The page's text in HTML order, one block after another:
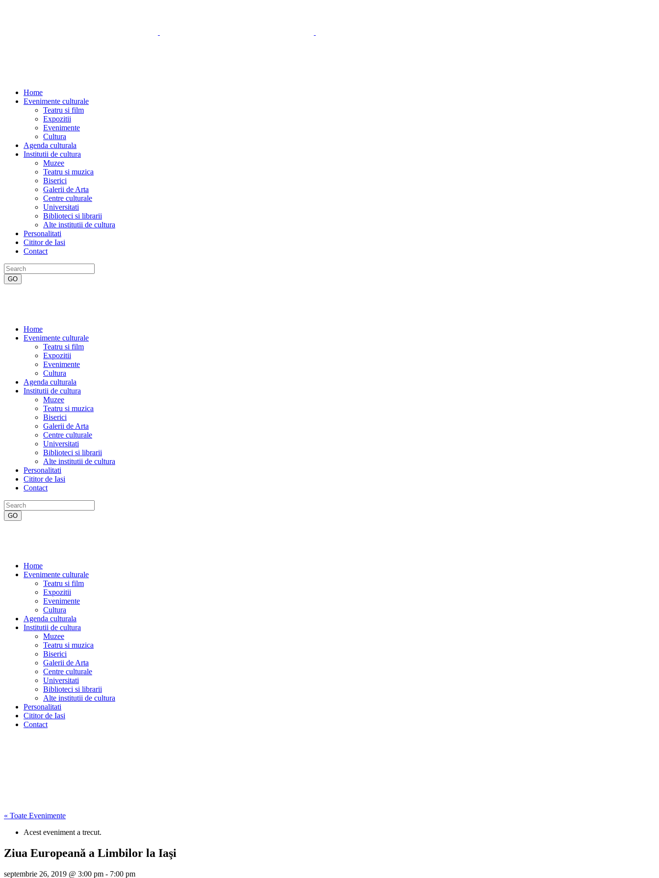
Home
Evenimente culturale
Teatru si film
Expozitii
Evenimente
Cultura
Agenda culturala
Institutii de cultura
Muzee
Teatru si muzica
Biserici
Galerii de Arta
Centre culturale
Universitati
Biblioteci si librarii
Alte institutii de cultura
Personalitati
Cititor de Iasi
Contact
Home
Evenimente culturale
Teatru si film
Expozitii
Evenimente
Cultura
Agenda culturala
Institutii de cultura
Muzee
Teatru si muzica
Biserici
Galerii de Arta
Centre culturale
Universitati
Biblioteci si librarii
Alte institutii de cultura
Personalitati
Cititor de Iasi
Contact
Home
Evenimente culturale
Teatru si film
Expozitii
Evenimente
Cultura
Agenda culturala
Institutii de cultura
Muzee
Teatru si muzica
Biserici
Galerii de Arta
Centre culturale
Universitati
Biblioteci si librarii
Alte institutii de cultura
Personalitati
Cititor de Iasi
Contact
« Toate Evenimente
Acest eveniment a trecut.
Ziua Europeană a Limbilor la Iaşi
septembrie 26, 2019 @ 3:00 pm - 7:00 pm